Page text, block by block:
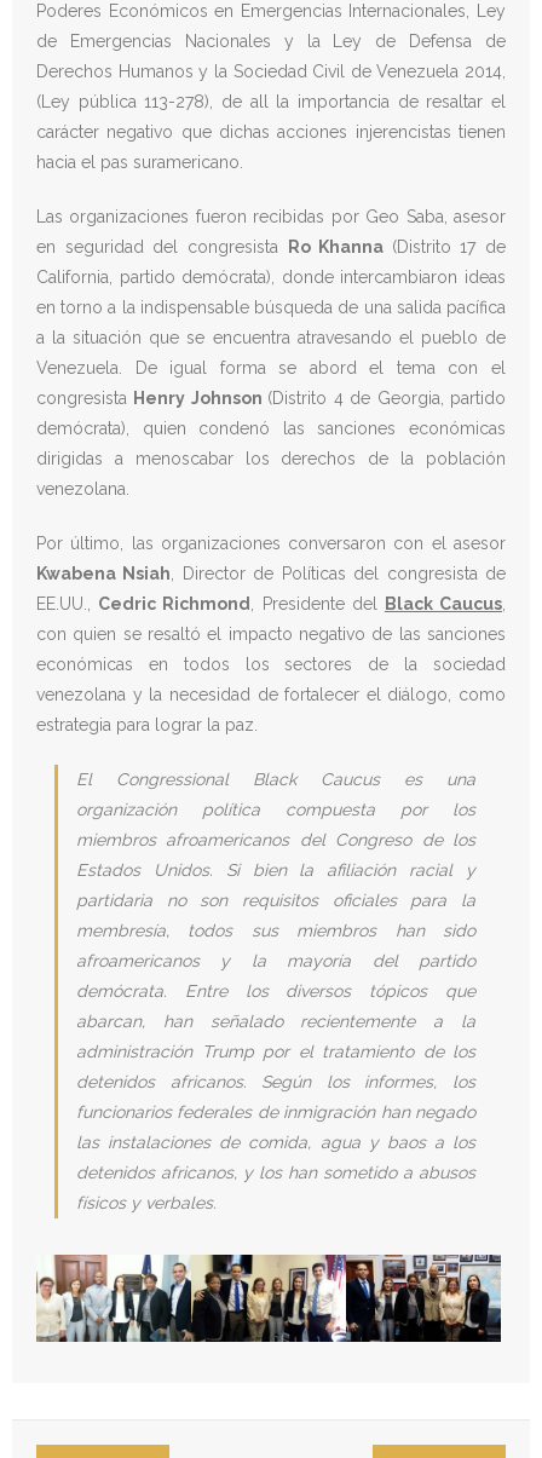
Poderes Económicos en Emergencias Internacionales, Ley
de Emergencias Nacionales y la Ley de Defensa de
Derechos Humanos y la Sociedad Civil de Venezuela 2014,
(Ley pública 113-278), de all la importancia de resaltar el
carácter negativo que dichas acciones injerencistas tienen
hacia el pas suramericano.
Las organizaciones fueron recibidas por Geo Saba, asesor
en seguridad del congresista
Ro Khanna (Distrito 17 de
California, partido demócrata), donde intercambiaron ideas
en torno a la indispensable búsqueda de una salida pacífica
a la situación que se encuentra atravesando el pueblo de
Venezuela. De igual forma se abord el tema con el
congresista Henry Johnson (Distrito 4 de Georgia, partido
demócrata), quien condenó las sanciones económicas
dirigidas a menoscabar los derechos de la población
venezolana.
Por último, las organizaciones conversaron con el asesor
Kwabena Nsiah , Director de Políticas del congresista de
EE.UU., Cedric Richmond , Presidente del Black Caucus
con quien se resaltó el impacto negativo de las sanciones
económicas en todos los sectores de la sociedad
venezolana y la necesidad de fortalecer el diálogo, como
estrategia para lograr la paz.
El Congressional Black Caucus es una
organización política compuesta por los
miembros afroamericanos del Congreso de los
Estados Unidos. Si bien la afiliación racial y
partidaria no son requisitos oficiales para la
membresía, todos sus miembros han sido
afroamericanos y la mayoría del partido
demócrata. Entre los diversos tópicos que
abarcan, han señalado recientemente a la
administración Trump por el tratamiento de los
detenidos africanos. Según los informes, los
funcionarios federales de inmigración han negado
las instalaciones de comida, agua y baos a los
detenidos africanos, y los han sometido a abusos
físicos y verbales.